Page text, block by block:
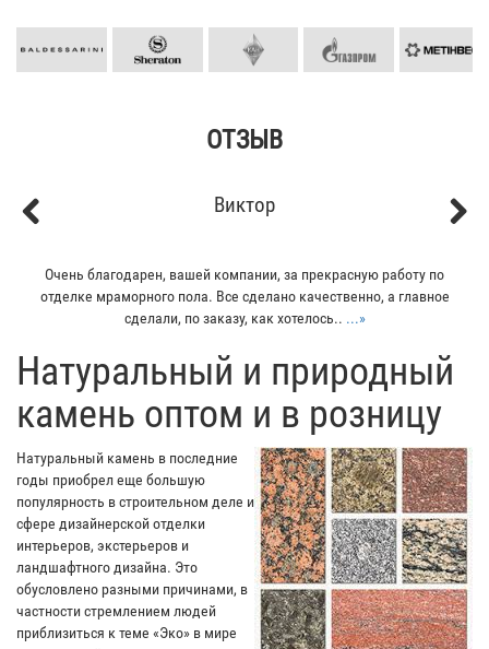
ОТЗЫВ
Виктор
Очень благодарен, вашей компании, за прекрасную работу по
отделке мраморного пола. Все сделано качественно, а главное
сделали, по заказу, как хотелось.. ...»
​Натуральный и природный
камень оптом и в розницу
Натуральный камень в последние
годы приобрел еще большую
популярность в строительном деле и
сфере дизайнерской отделки
интерьеров, экстерьеров и
ландшафтного дизайна. Это
обусловлено разными причинами, в
частности стремлением людей
приблизиться к теме «Эко» в мире